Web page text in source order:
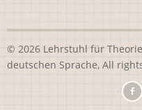
© 2026 Lehrstuhl für
deutschen Sprache, All